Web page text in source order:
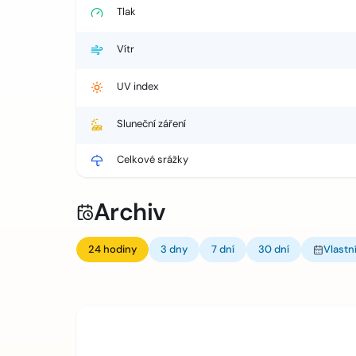
Tlak
Vítr
UV index
Sluneční záření
Celkové srážky
Archiv
24 hodiny 3 dny 7 dní 30 dní Vlastní